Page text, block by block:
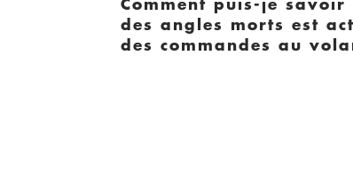
des angles morts est
des commandes au